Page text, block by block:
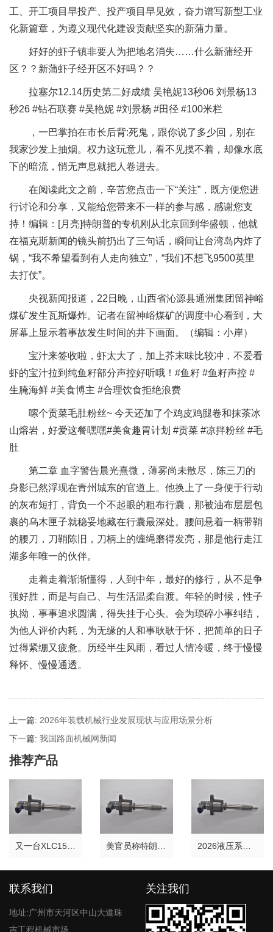
工、开工项目早投产、投产项目早见效，奋力谱写新型工业
化新篇章，为遵义现代化建设贡献坚实的新蒲力量。
好好的虾子镇非要人为把地名消失……什么新蒲经开
区？？新蒲虾子经开区不好吗？？
拉塞尔12.14历史第二好成绩 吴艳妮13秒06 刘景杨13
秒26 #钻石联赛 #吴艳妮 #刘景杨 #田径 #100米栏
，一巴掌拍在市长后背:死鬼，跟你说了多少回，别在
我家沙发上抽烟。权力这玩意儿，看不见摸不着，却像水底
下的暗流，悄无声息就把人卷进去。
在阅读此文之前，辛苦您点击一下“关注”，既方便您进
行讨论和分享，又能给您带来不一样的参与感，感谢您支
持！编辑：[月亮]特朗普的专机刚从北京回到华盛顿，他就
在福克斯新闻的镜头前扔出了三句话，瞬间让台湾岛内炸了
锅，“我不希望看到有人走向独立”，“我们不想飞9500英里
去打仗”。
央视新闻报道，22日晚，山西省沁源县通洲集团留神峪
煤矿发生瓦斯爆炸。记者在留神峪煤矿的调度中心看到，大
屏幕上显示着事故发生时间的井下画面。（编辑：小岸）
宝汁来签收啦，虾太大了，加上芥末味比较冲，不爱看
虾的宝汁拉到纯鱼籽部分声控好听哦！#鱼籽 #鱼籽声控 #
生腌海鲜 #美食博主 #合理饮食拒绝浪费
嗦个贡菜毛肚粉丝~ 今天还加了个鸡皮鸡腿卷和抹茶冰
山熔岩，好爱这餐嘿嘿#美食趣胃计划 #贡菜 #凉拌粉丝 #毛
肚
第二章 血字警告晨光熹微，薄雾尚未散尽，陈三刀的
身影已然浮现在青州城东的官道上。他换上了一身便于行动
的灰布短打，背负一个不起眼的粗布行囊，那被油布层层包
裹的乌木匣子就稳妥地藏在行囊最深处。腰间悬着一柄带鞘
的腰刀，刀鞘陈旧，刀柄上的缠绳磨得发亮，那是他行走江
湖多年唯一的伙伴。
走着走着渐渐懂得，人到中年，最好的修行，从不是争
强好胜，而是与自己、与生活温柔自渡。年轻的时候，性子
执拗，事事追求圆满，得失挂于心头。会为琐碎小事纠结，
为他人评价内耗，为无缘的人和事耿耿于怀，把简单的日子
过得紧绷又疲惫。历经半生风雨，看过人情冷暖，终于慢慢
释怀、慢慢通透。
上一篇: 2026年装载机械行业发展现状与应用场景分析
下一篇: 我国路面机械网新闻
推荐产品
又一台XLC15000M出发！这次去浙江 美官员称特朗普已命令对伊朗发起新一轮突击 2026液压系统厂家推荐液压接头马达配件转向器厂家优选指南！
联系我们
地址:广州市天河区中山大道珠
吉工程机械市场
关注我们